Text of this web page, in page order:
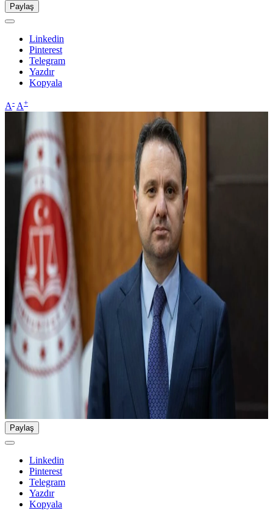
Paylaş
Linkedin
Pinterest
Telegram
Yazdır
Kopyala
A- A+
Paylaş
Linkedin
Pinterest
Telegram
Yazdır
Kopyala